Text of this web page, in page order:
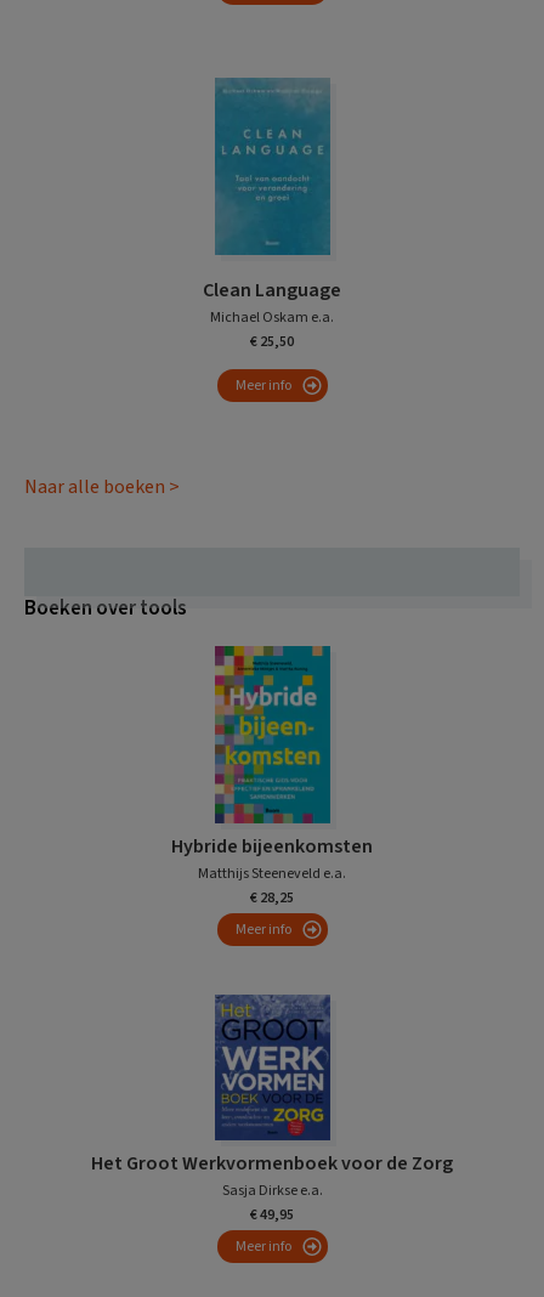
Clean Language
Michael Oskam e.a.
€ 25,50
Meer info
Naar alle boeken >
Boeken over tools
Hybride bijeenkomsten
Matthijs Steeneveld e.a.
€ 28,25
Meer info
Het Groot Werkvormenboek voor de Zorg
Sasja Dirkse e.a.
€ 49,95
Meer info